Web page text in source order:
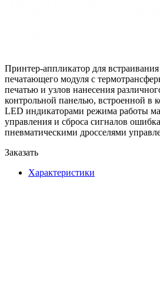
Принтер-аппликатор для
печатающего модуля с
печатью и узлов нанесения
контрольной панелью, встроенной в
LED индикаторами режима работы
управления и сброса сигналов
пневматическими дросселями
Заказать
Характеристики